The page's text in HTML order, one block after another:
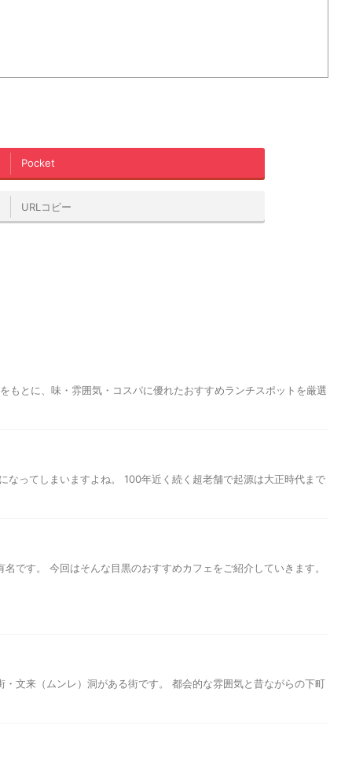
Pocket
URLコピー
とに、味・雰囲気・コスパに優れたおすすめランチスポットを厳選
ってしまいますよね。 100年近く続く超老舗で起源は大正時代まで
です。 今回はそんな目黒のおすすめカフェをご紹介していきます。
文来（ムンレ）洞がある街です。 都会的な雰囲気と昔ながらの下町